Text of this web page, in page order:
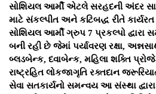
સોશિયલ આર્મી એટલે સરહદની અંદર
માટે સંકલ્પીત અને કટિબદ્ધ રીતે કાર્યરત
સોશિયલ આર્મી ગ્રુપ 7 પ્રકલ્પો દ્વારા
બની રહી છે જેમાં પર્યાવરણ રક્ષા,
બ્લડબેન્ક, દવાબેન્ક, મહિલા શક્તિ
રાષ્ટ્રહિત લોકજાગૃતિ રક્તદાન
સેવા સતકાર્યનો સમન્વય આ સંસ્થા